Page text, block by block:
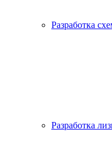
Разработка
Разработка